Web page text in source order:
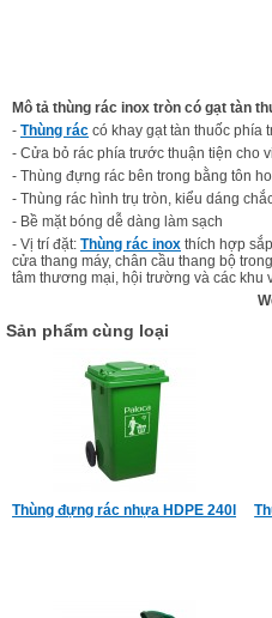
Mô tả thùng rác inox tròn có gạt tàn
- Thùng rác có khay gạt tàn thuốc phía
- Cửa bỏ rác phía trước thuận tiện cho
- Thùng đựng rác bên trong bằng tôn
- Thùng rác hình trụ tròn, kiểu dáng
- Bề mặt bóng dễ dàng làm sạch
- Vị trí đặt: Thùng rác inox thích hợp
cửa thang máy, chân cầu thang bộ
tâm thương mại, hội trường và các khu
Sản phẩm cùng loại
Thùng đựng rác nhựa HDPE 240l